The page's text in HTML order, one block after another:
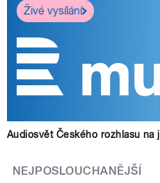
Živé vysílání
Audiosvět Českého rozhlasu na
NEJPOSLOUCHANĚJŠÍ